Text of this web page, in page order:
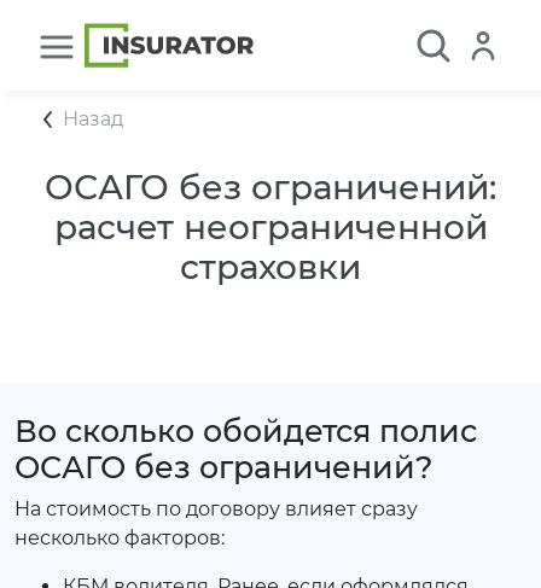
Назад
ОСАГО без ограничений:
расчет неограниченной
страховки
Во сколько обойдется полис
ОСАГО без ограничений?
На стоимость по договору влияет сразу
несколько факторов: